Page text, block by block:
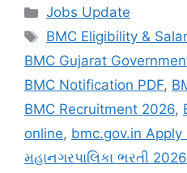
Categories
Jobs Update
Tags
BMC Eligibility &
BMC Gujarat
BMC Notification PDF,
BMC Recruitment 2026,
online, bmc.gov.in Apply
મહાનગરપાલિકા ભરતી 2026